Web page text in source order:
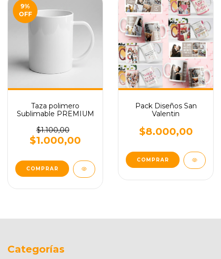
9%
OFF
Taza polimero
Sublimable PREMIUM
$1.100,00
$1.000,00
Pack Diseños San
Valentin
$8.000,00
Categorías